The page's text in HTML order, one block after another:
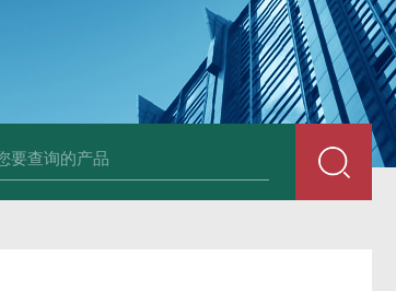
中深浅层地源热泵空调系统运行故障诊断修复 冷暖双